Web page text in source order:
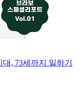
, 73세까지 일하기